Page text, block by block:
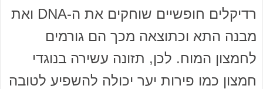
רדיקלים חופשיים שוחקים את ה-DNA ואת
מבנה התא וכתוצאה מכך הם גורמים
לחמצון המוח. לכן, תזונה עשירה בנוגדי
חמצון כמו פירות יער יכולה להשפיע לטובה